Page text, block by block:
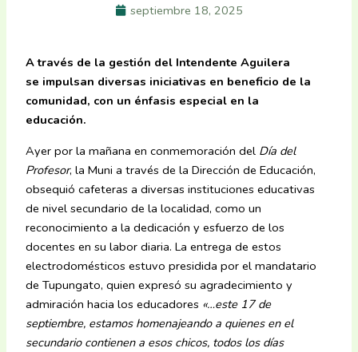
septiembre 18, 2025
A través de la gestión del Intendente Aguilera
se impulsan diversas iniciativas en beneficio de la
comunidad, con un énfasis especial en la
educación.
Ayer por la mañana en conmemoración del Día del
Profesor, la Muni a través de la Dirección de Educación,
obsequió cafeteras a diversas instituciones educativas
de nivel secundario de la localidad, como un
reconocimiento a la dedicación y esfuerzo de los
docentes en su labor diaria. La entrega de estos
electrodomésticos estuvo presidida por el mandatario
de Tupungato, quien expresó su agradecimiento y
admiración hacia los educadores «…este 17 de
septiembre, estamos homenajeando a quienes en el
secundario contienen a esos chicos, todos los días